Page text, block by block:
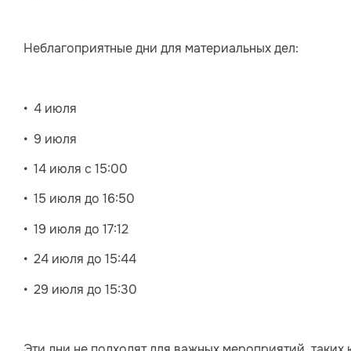
Неблагоприятные дни для материальных дел:
• 4 июля
• 9 июля
• 14 июля с 15:00
• 15 июля до 16:50
• 19 июля до 17:12
• 24 июля до 15:44
• 29 июля до 15:30